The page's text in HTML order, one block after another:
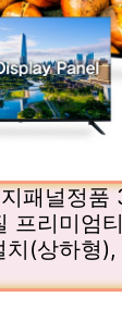
패널정품
프리미엄
치(상하형